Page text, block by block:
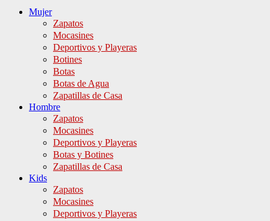
Mujer
Zapatos
Mocasines
Deportivos y Playeras
Botines
Botas
Botas de Agua
Zapatillas de Casa
Hombre
Zapatos
Mocasines
Deportivos y Playeras
Botas y Botines
Zapatillas de Casa
Kids
Zapatos
Mocasines
Deportivos y Playeras